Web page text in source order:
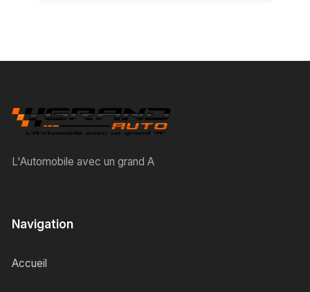
L'Automobile avec un grand A
Navigation
Accueil